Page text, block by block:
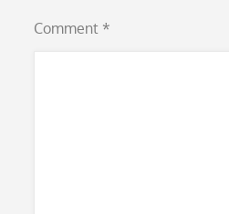
Comment *